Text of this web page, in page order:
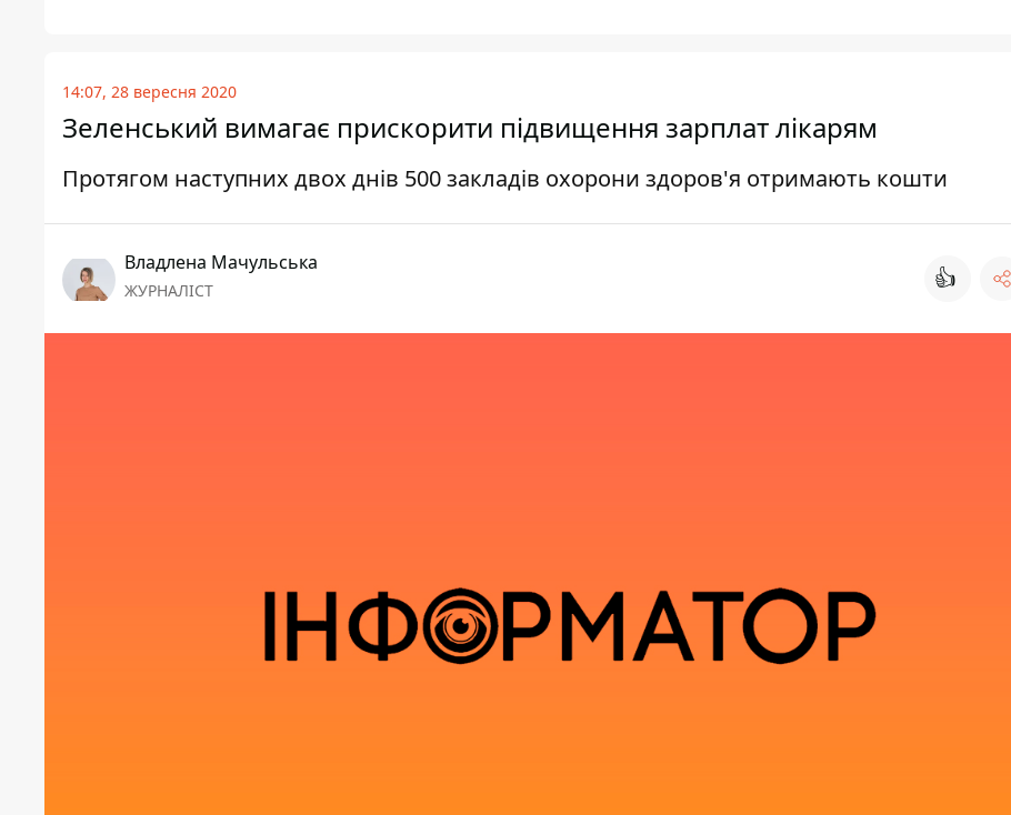
14:07, 28 вересня 2020
Зеленський вимагає прискорити підвищення зарплат лікарям
Протягом наступних двох днів 500 закладів охорони здоров'я отримають кошти
Владлена Мачульська
ЖУРНАЛІСТ 👍